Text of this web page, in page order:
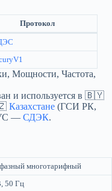
Протокол
Мощности, Частота,
и используется в 🇧🇾
Казахстане (ГСИ РК,
УС — СДЭК.
многотарифный
50 Гц